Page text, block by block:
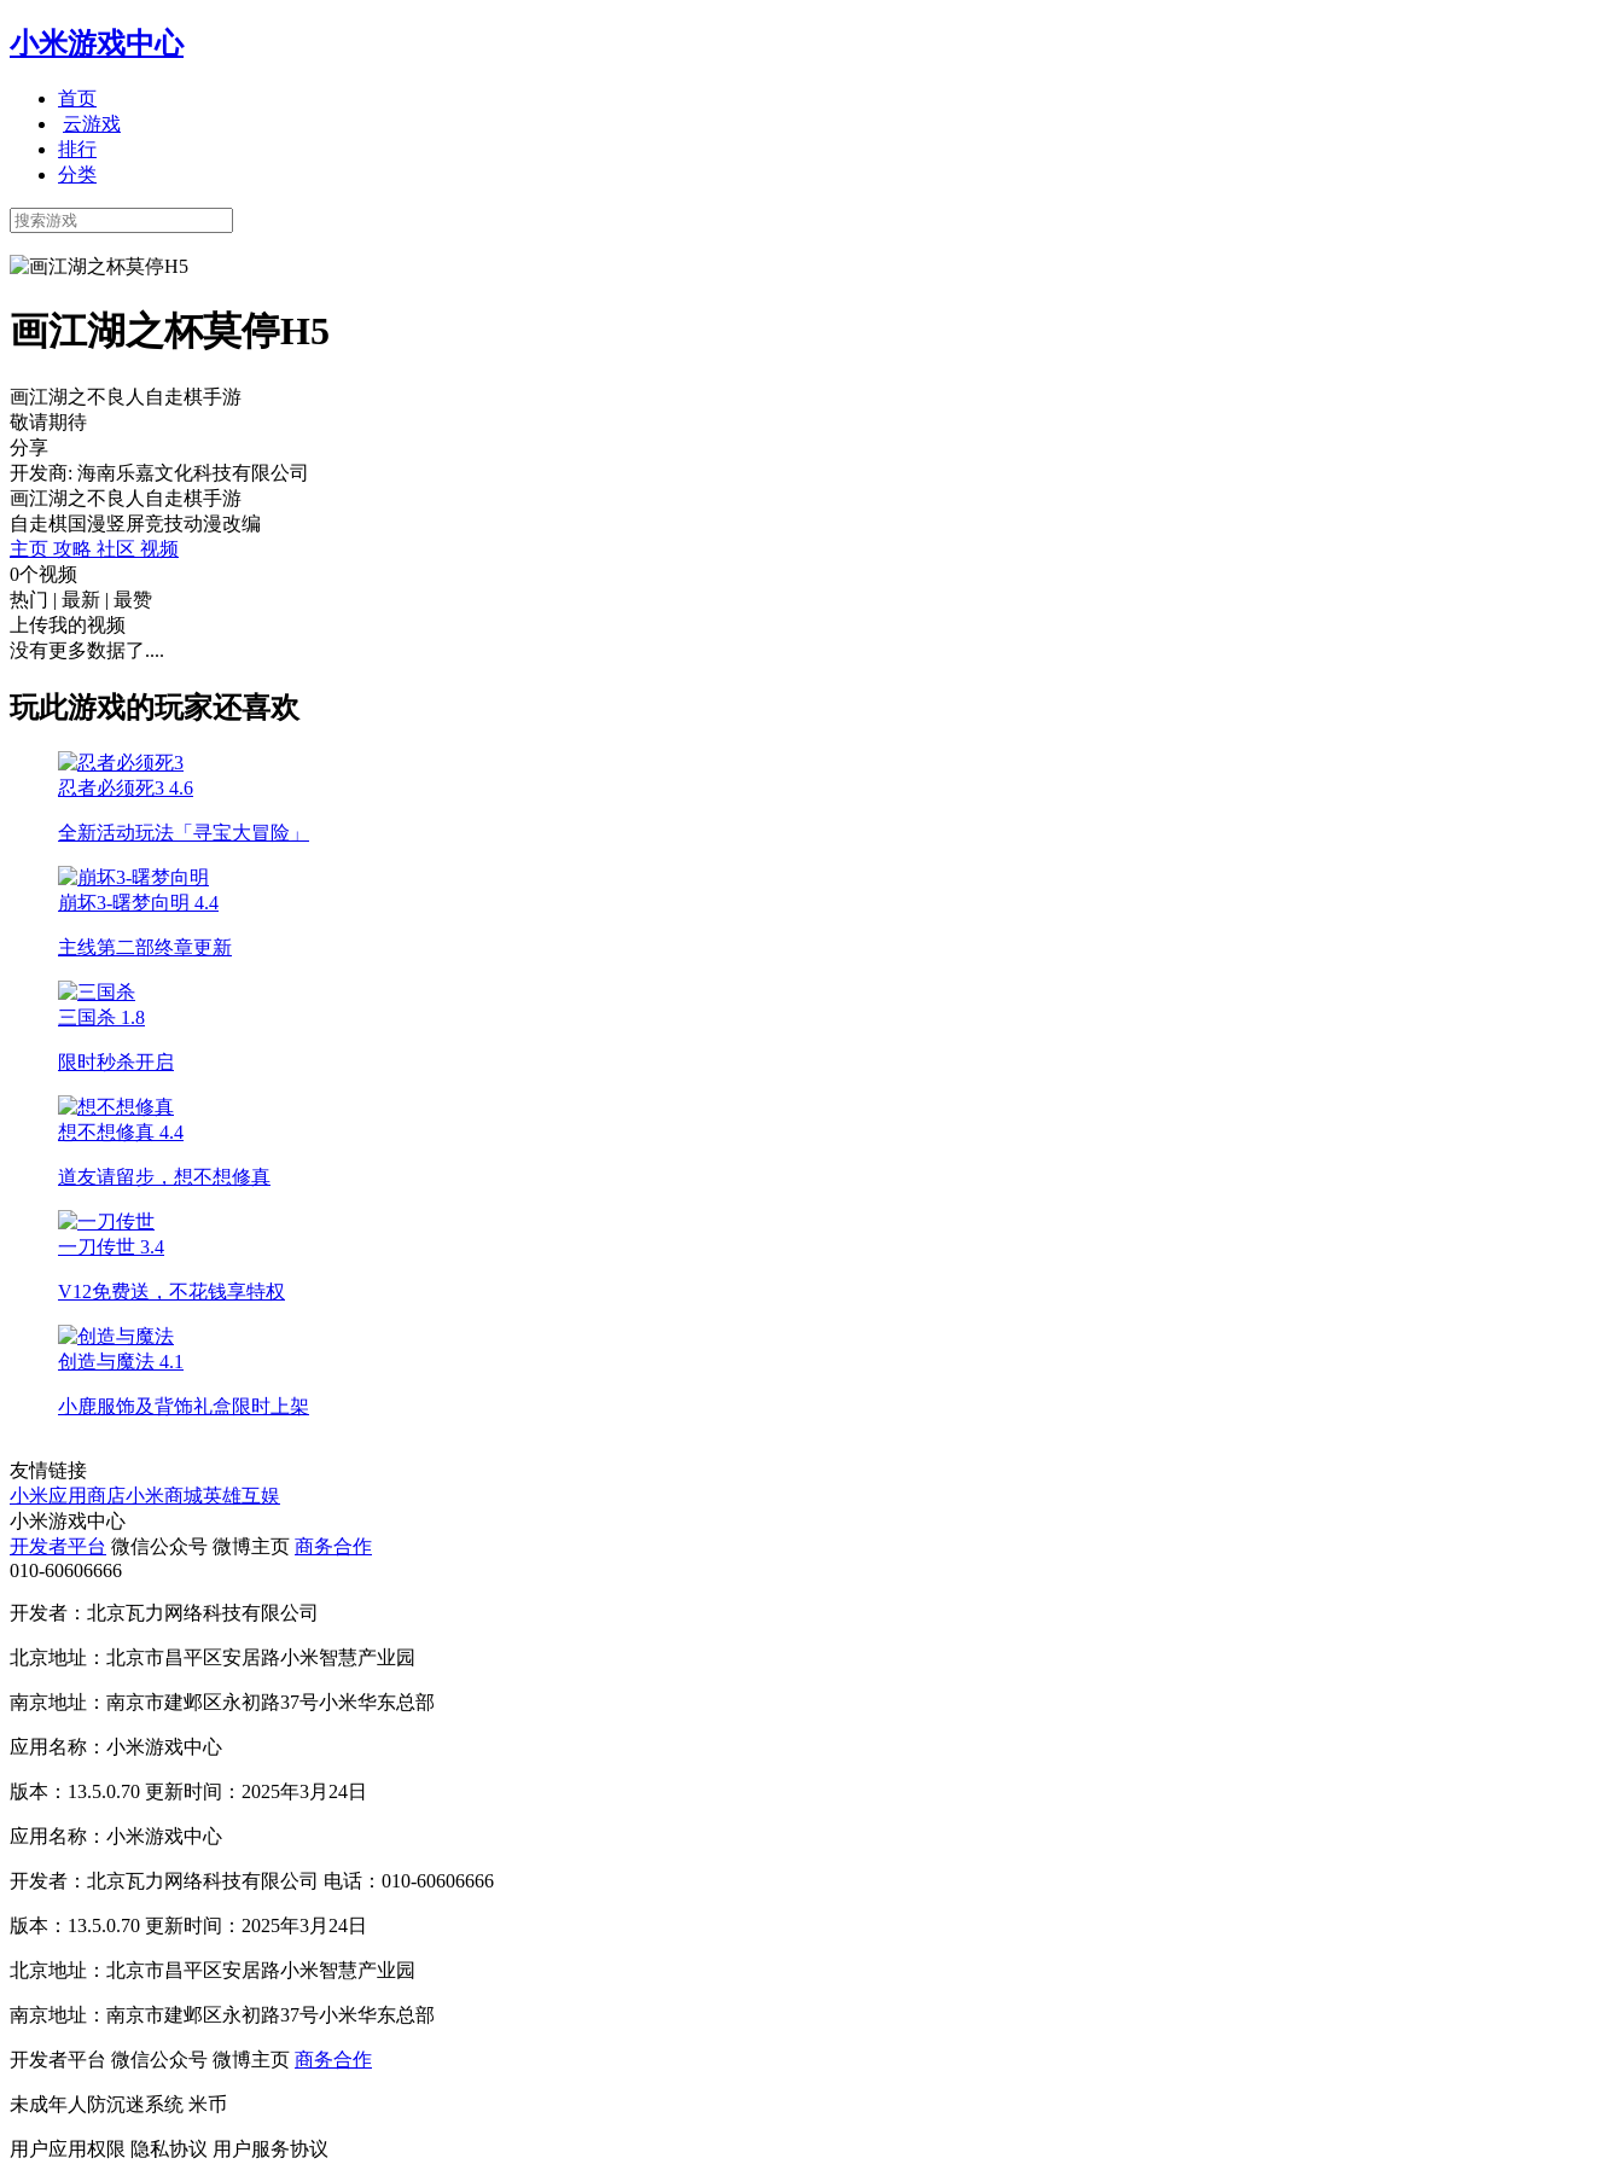
小米游戏中心
首页
云游戏
排行
分类
画江湖之杯莫停H5
画江湖之不良人自走棋手游
敬请期待
分享
开发商: 海南乐嘉文化科技有限公司
画江湖之不良人自走棋手游
自走棋国漫竖屏竞技动漫改编
主页 攻略 社区 视频
0个视频
热门 | 最新 | 最赞
上传我的视频
没有更多数据了....
玩此游戏的玩家还喜欢
忍者必须死3 4.6
全新活动玩法「寻宝大冒险」
崩坏3-曙梦向明 4.4
主线第二部终章更新
三国杀 1.8
限时秒杀开启
想不想修真 4.4
道友请留步，想不想修真
一刀传世 3.4
V12免费送，不花钱享特权
创造与魔法 4.1
小鹿服饰及背饰礼盒限时上架
友情链接
小米应用商店小米商城英雄互娱
小米游戏中心
开发者平台 微信公众号 微博主页 商务合作
010-60606666
开发者：北京瓦力网络科技有限公司
北京地址：北京市昌平区安居路小米智慧产业园
南京地址：南京市建邺区永初路37号小米华东总部
应用名称：小米游戏中心
版本：13.5.0.70 更新时间：2025年3月24日
应用名称：小米游戏中心
开发者：北京瓦力网络科技有限公司 电话：010-60606666
版本：13.5.0.70 更新时间：2025年3月24日
北京地址：北京市昌平区安居路小米智慧产业园
南京地址：南京市建邺区永初路37号小米华东总部
开发者平台 微信公众号 微博主页 商务合作
未成年人防沉迷系统 米币
用户应用权限 隐私协议 用户服务协议